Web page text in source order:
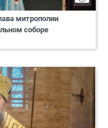
митрополии
соборе